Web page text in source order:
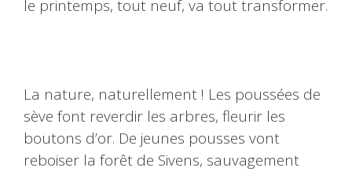
le printemps, tout neuf, va tout transformer.
La nature, naturellement ! Les poussées de
sève font reverdir les arbres, fleurir les
boutons d’or. De jeunes pousses vont
reboiser la forêt de Sivens, sauvagement